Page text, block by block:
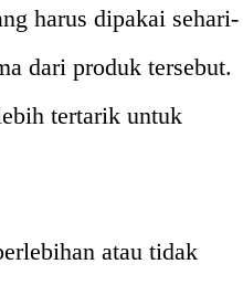
harus dipakai sehari-
dari produk tersebut.
tertarik untuk
atau tidak